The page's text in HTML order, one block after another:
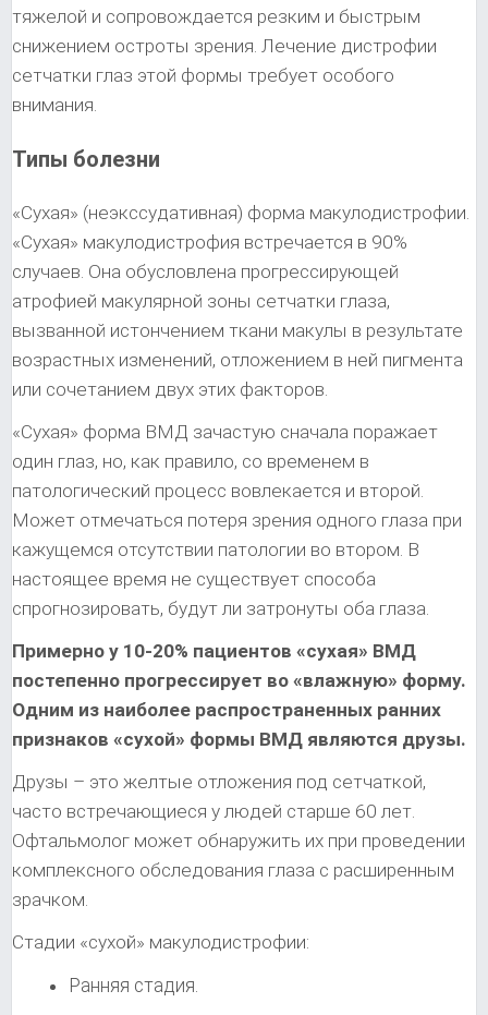
тяжелой и сопровождается резким и быстрым
снижением остроты зрения. Лечение дистрофии
сетчатки глаз этой формы требует особого
внимания.
Типы болезни
«Сухая» (неэкссудативная) форма макулодистрофии.
«Сухая» макулодистрофия встречается в 90%
случаев. Она обусловлена прогрессирующей
атрофией макулярной зоны сетчатки глаза,
вызванной истончением ткани макулы в результате
возрастных изменений, отложением в ней пигмента
или сочетанием двух этих факторов.
«Сухая» форма ВМД зачастую сначала поражает
один глаз, но, как правило, со временем в
патологический процесс вовлекается и второй.
Может отмечаться потеря зрения одного глаза при
кажущемся отсутствии патологии во втором. В
настоящее время не существует способа
спрогнозировать, будут ли затронуты оба глаза.
Примерно у 10-20% пациентов «сухая» ВМД
постепенно прогрессирует во «влажную» форму.
Одним из наиболее распространенных ранних
признаков «сухой» формы ВМД являются друзы.
Друзы – это желтые отложения под сетчаткой,
часто встречающиеся у людей старше 60 лет.
Офтальмолог может обнаружить их при проведении
комплексного обследования глаза с расширенным
зрачком.
Стадии «сухой» макулодистрофии:
Ранняя стадия.